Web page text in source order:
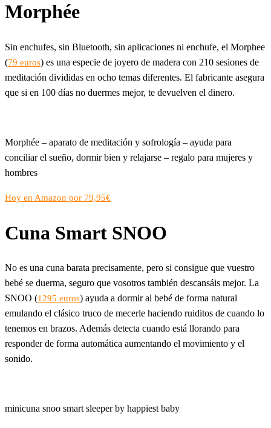
Morphée
Sin enchufes, sin Bluetooth, sin aplicaciones ni enchufe, el Morphee
(79 euros) es una especie de joyero de madera con 210 sesiones de
meditación divididas en ocho temas diferentes. El fabricante asegura
que si en 100 días no duermes mejor, te devuelven el dinero.
Morphée – aparato de meditación y sofrología – ayuda para
conciliar el sueño, dormir bien y relajarse – regalo para mujeres y
hombres
Hoy en Amazon por 79,95€
Cuna Smart SNOO
No es una cuna barata precisamente, pero si consigue que vuestro
bebé se duerma, seguro que vosotros también descansáis mejor. La
SNOO (1295 euros) ayuda a dormir al bebé de forma natural
emulando el clásico truco de mecerle haciendo ruiditos de cuando lo
tenemos en brazos. Además detecta cuando está llorando para
responder de forma automática aumentando el movimiento y el
sonido.
minicuna snoo smart sleeper by happiest baby